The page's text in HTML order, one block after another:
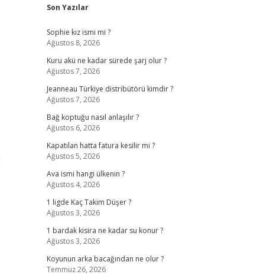
Sidebar
Son Yazılar
Sophie kız ismi mi ?
Ağustos 8, 2026
Kuru akü ne kadar sürede şarj olur ?
Ağustos 7, 2026
Jeanneau Türkiye distribütörü kimdir ?
Ağustos 7, 2026
Bağ koptuğu nasıl anlaşılır ?
Ağustos 6, 2026
Kapatılan hatta fatura kesilir mi ?
Ağustos 5, 2026
Ava ismi hangi ülkenin ?
Ağustos 4, 2026
1 ligde Kaç Takim Düşer ?
Ağustos 3, 2026
1 bardak kisira ne kadar su konur ?
Ağustos 3, 2026
Koyunun arka bacağından ne olur ?
Temmuz 26, 2026